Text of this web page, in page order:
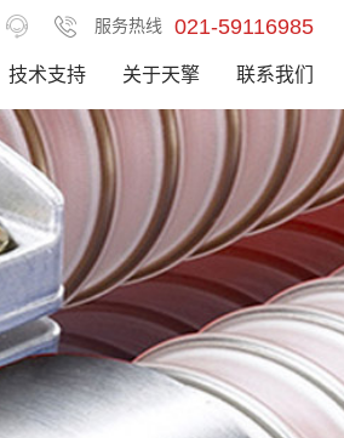
服务热线 021-59116985
技术支持 关于天擎 联系我们